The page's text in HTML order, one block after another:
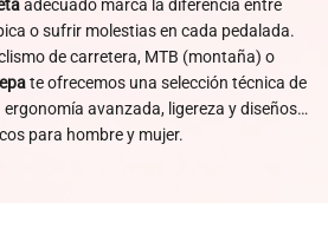
adecuado marca la diferencia entre
o sufrir molestias en cada pedalada.
de carretera, MTB (montaña) o
te ofrecemos una selección técnica de
avanzada, ligereza y diseños
para hombre y mujer.